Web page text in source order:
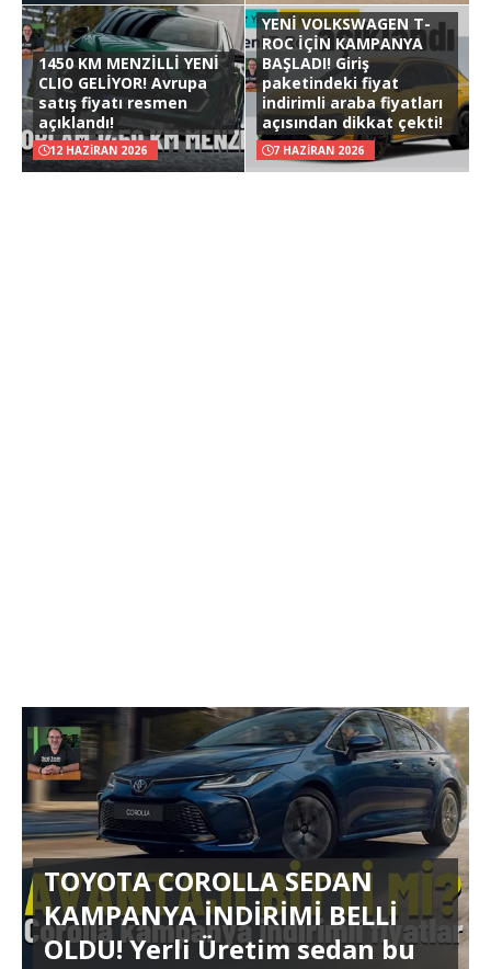
1450 KM MENZİLLİ YENİ
CLIO GELİYOR! Avrupa
satış fiyatı resmen
açıklandı!
12 HAZIRAN 2026
YENİ VOLKSWAGEN T-
ROC İÇİN KAMPANYA
BAŞLADI! Giriş
paketindeki fiyat
indirimli araba fiyatları
açısından dikkat çekti!
7 HAZIRAN 2026
TOYOTA COROLLA SEDAN
KAMPANYA İNDİRİMİ BELLİ
OLDU! Yerli Üretim sedan bu